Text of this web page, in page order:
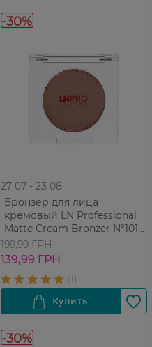
-30%
27 07 - 23 08
Бронзер для лица
кремовый LN Professional
Matte Cream Bronzer №101
Natural Tan 2,5 г
199,99 ГРН
139,99 ГРН
-30%